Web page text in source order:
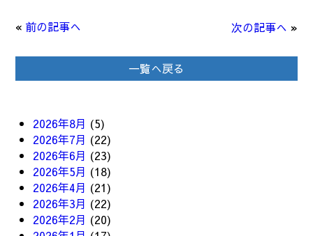
« 前の記事へ 次の記事へ »
一覧へ戻る
2026年8月 (5)
2026年7月 (22)
2026年6月 (23)
2026年5月 (18)
2026年4月 (21)
2026年3月 (22)
2026年2月 (20)